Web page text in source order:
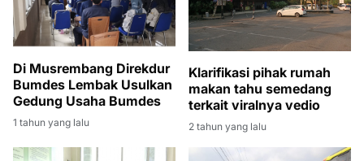
Di Musrembang Direkdur
Bumdes Lembak Usulkan
Gedung Usaha Bumdes
1 tahun yang lalu
Klarifikasi pihak rumah
makan tahu semedang
terkait viralnya vedio
2 tahun yang lalu